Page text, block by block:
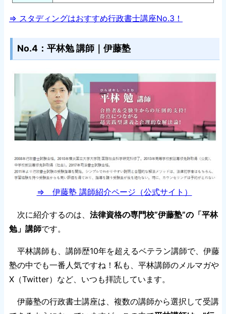
⇒ スタディングはおすすめ行政書士講座No.3！
No.4：平林勉 講師｜伊藤塾
⇒ 伊藤塾 講師紹介ページ（公式サイト）
次に紹介するのは、 法律資格の専門校”伊藤塾”の「平林
勉」講師です。
平林講師も、講師歴10年を超えるベテラン講師で、伊藤
塾の中でも一番人気ですね！私も、平林講師のメルマガや
X（Twitter）など、いつも拝読しています。
伊藤塾の行政書士講座は、複数の講師から選択して受講